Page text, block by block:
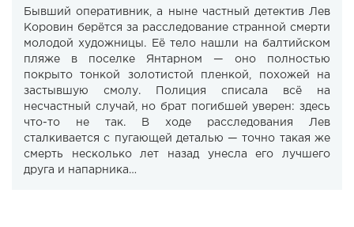
Бывший оперативник, а ныне частный детектив Лев
Коровин берётся за расследование странной смерти
молодой художницы. Её тело нашли на балтийском
пляже в поселке Янтарном — оно полностью
покрыто тонкой золотистой пленкой, похожей на
застывшую смолу. Полиция списала всё на
несчастный случай, но брат погибшей уверен: здесь
что-то не так. В ходе расследования Лев
сталкивается с пугающей деталью — точно такая же
смерть несколько лет назад унесла его лучшего
друга и напарника…